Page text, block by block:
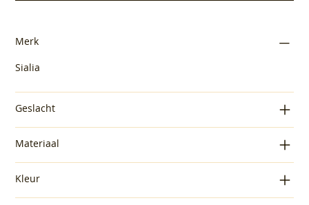
Merk
Sialia
Geslacht
Materiaal
Kleur